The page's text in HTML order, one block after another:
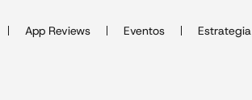
App Reviews Eventos Estrategia